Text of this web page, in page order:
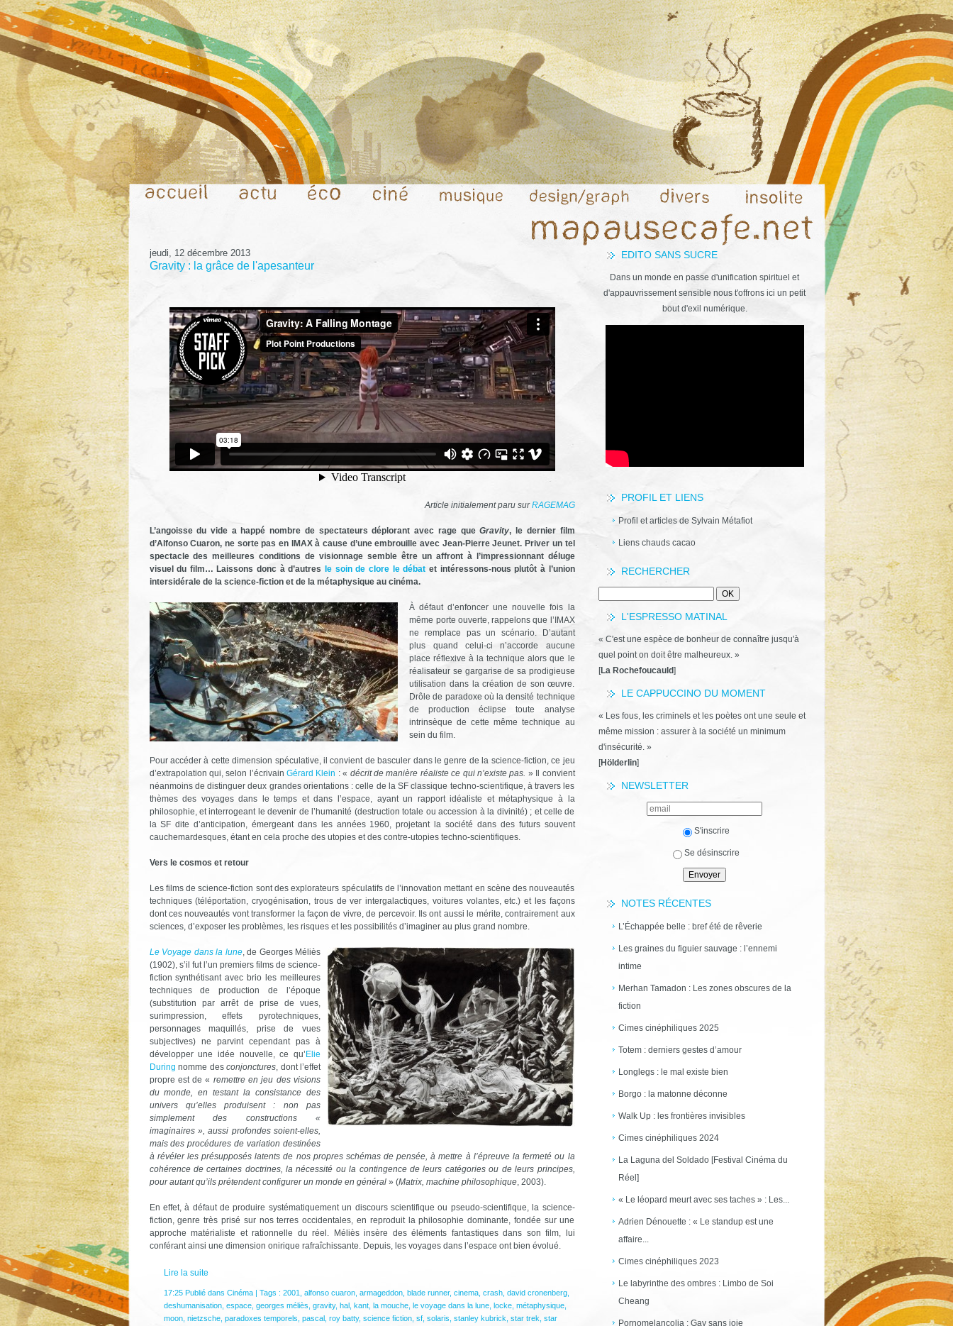
EDITO SANS SUCRE
Dans un monde en passe d'unification spirituel et
d'appauvrissement sensible nous t'offrons ici un petit
bout d'exil numérique.
PROFIL ET LIENS
Profil et articles de Sylvain Métafiot
Liens chauds cacao
RECHERCHER
L'ESPRESSO MATINAL
« C'est une espèce de bonheur de connaître jusqu'à
quel point on doit être malheureux. »
[La Rochefoucauld]
LE CAPPUCCINO DU MOMENT
« Les fous, les criminels et les poètes ont une seule et
même mission : assurer à la société un minimum
d'insécurité. »
[Hölderlin]
NEWSLETTER
S'inscrire
Se désinscrire
NOTES RÉCENTES
L’Échappée belle : bref été de rêverie
Les graines du figuier sauvage : l’ennemi
intime
Merhan Tamadon : Les zones obscures de la
fiction
Cimes cinéphiliques 2025
Totem : derniers gestes d’amour
Longlegs : le mal existe bien
Borgo : la matonne déconne
Walk Up : les frontières invisibles
Cimes cinéphiliques 2024
La Laguna del Soldado [Festival Cinéma du
Réel]
« Le léopard meurt avec ses taches » : Les...
Adrien Dénouette : « Le standup est une
affaire...
Cimes cinéphiliques 2023
Le labyrinthe des ombres : Limbo de Soi
Cheang
Pornomelancolia : Gay sans joie
jeudi, 12 décembre 2013
Gravity : la grâce de l'apesanteur
Article initialement paru surRAGEMAG
L’angoisse du vide a happé nombre de spectateurs déplorant avec rage queGravity, le dernier film
d’Alfonso Cuaron, ne sorte pas en IMAX à cause d’une embrouille avec Jean-Pierre Jeunet. Priver un tel
spectacle des meilleures conditions de visionnage semble être un affront à l’impressionnant déluge
visuel du film… Laissons donc à d’autres
le soin de clore le débat et intéressons-nous plutôt à l’union
intersidérale de la science-fiction et de la métaphysique au cinéma.
À défaut d’enfoncer une nouvelle fois la
même porte ouverte, rappelons que l’IMAX
ne remplace pas un scénario. D’autant
plus quand celui-ci n’accorde aucune
place réflexive à la technique alors que le
réalisateur se gargarise de sa prodigieuse
utilisation dans la création de son œuvre.
Drôle de paradoxe où la densité technique
de production éclipse toute analyse
intrinsèque de cette même technique au
sein du film.
Pour accéder à cette dimension spéculative, il convient de basculer dans le genre de la science-fiction, ce jeu
d’extrapolation qui, selon l’écrivainGérard Klein : « décrit de manière réaliste ce qui n’existe pas. » Il convient
néanmoins de distinguer deux grandes orientations : celle de la SF classique techno-scientifique, à travers les
thèmes des voyages dans le temps et dans l’espace, ayant un rapport idéaliste et métaphysique à la
philosophie, et interrogeant le devenir de l’humanité (destruction totale ou accession à la divinité) ; et celle de
la SF dite d’anticipation, émergeant dans les années 1960, projetant la société dans des futurs souvent
cauchemardesques, étant en cela proche des utopies et des contre-utopies techno-scientifiques.
Vers le cosmos et retour
Les films de science-fiction sont des explorateurs spéculatifs de l’innovation mettant en scène des nouveautés
techniques (téléportation, cryogénisation, trous de ver intergalactiques, voitures volantes, etc.) et les façons
dont ces nouveautés vont transformer la façon de vivre, de percevoir. Ils ont aussi le mérite, contrairement aux
sciences, d’exposer les problèmes, les risques et les possibilités d’imaginer au plus grand nombre.
Le Voyage dans la lune, de Georges Méliès
(1902), s’il fut l’un premiers films de science-
fiction synthétisant avec brio les meilleures
techniques de production de l’époque
(substitution par arrêt de prise de vues,
surimpression, effets pyrotechniques,
personnages maquillés, prise de vues
subjectives) ne parvint cependant pas à
développer une idée nouvelle, ce qu’ Elie
During nomme desconjonctures, dont l’effet
propre est de « remettre en jeu des visions
du monde, en testant la consistance des
univers qu’elles produisent : non pas
simplement des constructions «
imaginaires », aussi profondes soient-elles,
mais des procédures de variation destinées
à révéler les présupposés latents de nos propres schémas de pensée, à mettre à l’épreuve la fermeté ou la
cohérence de certaines doctrines, la nécessité ou la contingence de leurs catégories ou de leurs principes,
pour autant qu’ils prétendent configurer un monde en général» (Matrix, machine philosophique, 2003).
En effet, à défaut de produire systématiquement un discours scientifique ou pseudo-scientifique, la science-
fiction, genre très prisé sur nos terres occidentales, en reproduit la philosophie dominante, fondée sur une
approche matérialiste et rationnelle du réel. Méliès insère des éléments fantastiques dans son film, lui
conférant ainsi une dimension onirique rafraîchissante. Depuis, les voyages dans l’espace ont bien évolué.
Lire la suite
17:25 Publié dans Cinéma| Tags : 2001 alfonso cuaron, armageddon, blade runner, cinema, crash, david cronenberg,
deshumanisation, espace, georges méliès gravity, hal, kant, la mouche, le voyage dans la lune, locke, métaphysique,
moon, nietzsche, paradoxes temporels pascal, roy batty, science fiction, sf, solaris stanley kubrick star trek star